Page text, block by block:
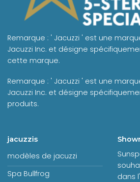
Remarque : ' Jacuzzi ' est une
Jacuzzi Inc. et désigne
cette marque.
Remarque : ' Jacuzzi ' est une
Jacuzzi Inc. et désigne
produits.
jacuzzis
modèles de jacuzzi
Spa Bullfrog
dans